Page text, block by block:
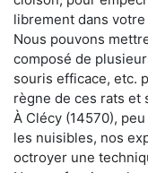
librement dans votre
Nous pouvons
composé de
souris efficace, etc.
règne de ces rats et
À Clécy (14570),
les nuisibles, nos
octroyer une